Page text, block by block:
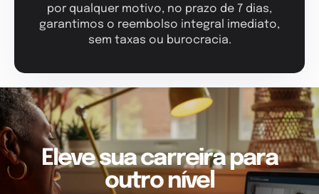
por qualquer motivo, no prazo de 7 dias,
garantimos o reembolso integral imediato,
sem taxas ou burocracia.
Eleve sua carreira para
outro nível